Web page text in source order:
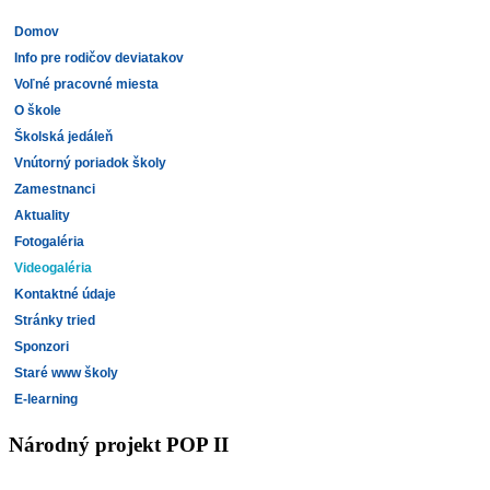
Domov
Info pre rodičov deviatakov
Voľné pracovné miesta
O škole
Školská jedáleň
Vnútorný poriadok školy
Zamestnanci
Aktuality
Fotogaléria
Videogaléria
Kontaktné údaje
Stránky tried
Sponzori
Staré www školy
E-learning
Národný projekt POP II